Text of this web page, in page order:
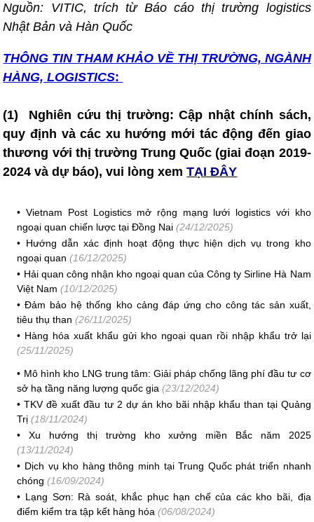
Nguồn: VITIC, trích từ Báo cáo thị trường logistics
Nhật Bản và Hàn Quốc
THÔNG TIN THAM KHẢO VỀ THỊ TRƯỜNG, NGÀNH
HÀNG, LOGISTICS:
(1) Nghiên cứu thị trường: Cập nhật chính sách,
quy định và các xu hướng mới tác động đến giao
thương với thị trường Trung Quốc (giai đoạn 2019-
2024 và dự báo), vui lòng xemTẠI ĐÂY
•Vietnam Post Logistics mở rộng mạng lưới logistics với kho
ngoại quan chiến lược tại Đồng Nai (24/12/2025)
• Hướng dẫn xác định hoạt động thực hiện dịch vụ trong kho
ngoại quan (16/12/2025)
• Hải quan công nhận kho ngoại quan của Công ty Sirline Hà Nam
Việt Nam (10/12/2025)
•Đảm bảo hệ thống kho cảng đáp ứng cho công tác sản xuất,
tiêu thụ than (26/11/2025)
• Hàng hóa xuất khẩu gửi kho ngoại quan rồi nhập khẩu trở lại
(25/11/2025)
• Mô hình kho LNG trung tâm: Giải pháp chống lãng phí đầu tư cơ
sở hạ tầng năng lượng quốc gia (23/12/2024)
•TKV đề xuất đầu tư 2 dự án kho bãi nhập khẩu than tại Quảng
Trị (18/11/2024)
•Xu hướng thị trường kho xưởng miền Bắc năm 2025
(13/11/2024)
• Dịch vụ kho hàng thông minh tại Trung Quốc phát triển nhanh
chóng (16/09/2024)
• Lạng Sơn: Rà soát, khắc phục hạn chế của các kho bãi, địa
điểm kiểm tra tập kết hàng hóa (06/08/2024)